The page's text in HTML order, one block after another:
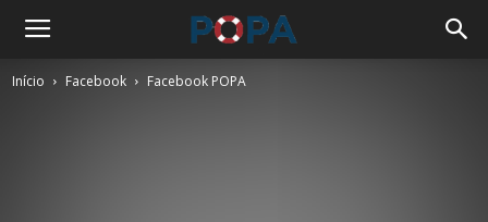
Início Facebook Facebook POPA